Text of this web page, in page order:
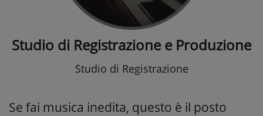
Studio di Registrazione e Produzione
Studio di Registrazione
Se fai musica inedita, questo è il posto